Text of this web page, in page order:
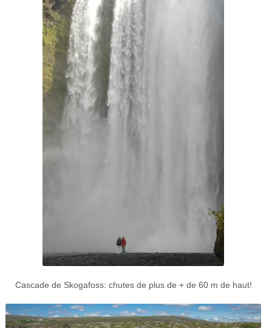
Cascade de Skogafoss: chutes de plus de + de 60 m de haut!